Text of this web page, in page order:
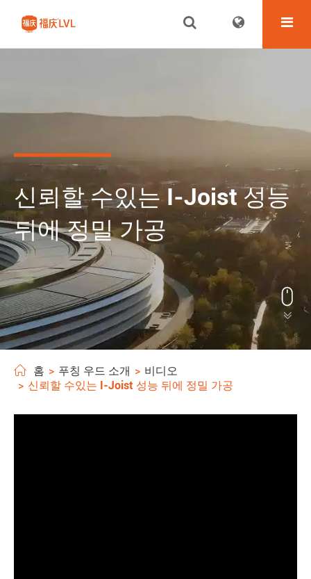
신뢰할 수있는 I-Joist 성능
뒤에 정밀 가공


홈 푸칭 우드 소개
비디오
신뢰할 수있는 I-Joist 성능 뒤에 정밀 가공